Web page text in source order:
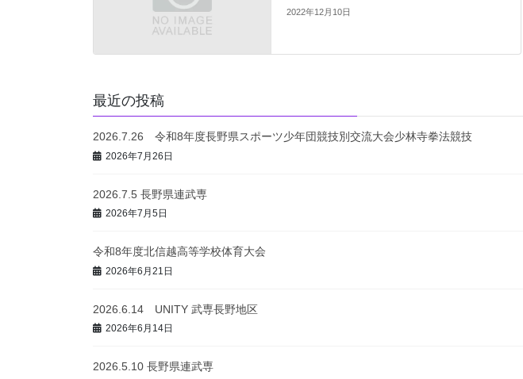
2022年12月10日
最近の投稿
2026.7.26 令和8年度長野県スポーツ少年団競技別交流大会少林寺拳法競技
2026年7月26日
2026.7.5 長野県連武専
2026年7月5日
令和8年度北信越高等学校体育大会
2026年6月21日
2026.6.14 UNITY 武専長野地区
2026年6月14日
2026.5.10 長野県連武専